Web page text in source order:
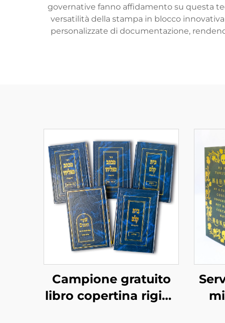
governative fanno affidamento su questa
versatilità della stampa in blocco
personalizzate di documentazione,
Campione gratuito
libro copertina rigida